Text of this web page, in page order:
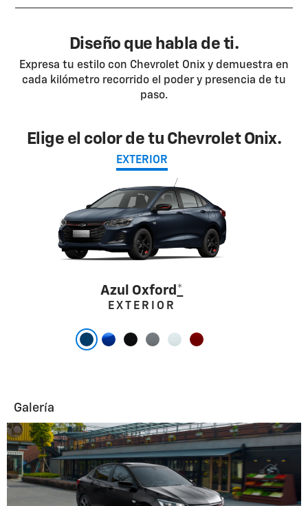
Diseño que habla de ti.
Expresa tu estilo con Chevrolet Onix y demuestra en
cada kilómetro recorrido el poder y presencia de tu
paso.
Elige el color de tu Chevrolet Onix.
EXTERIOR
EXTERIOR
Azul Oxford *
Galería